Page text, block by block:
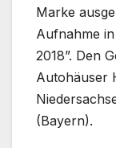
Marke
Aufnahme in
2018”. Den
Autohäuser
(Bayern).